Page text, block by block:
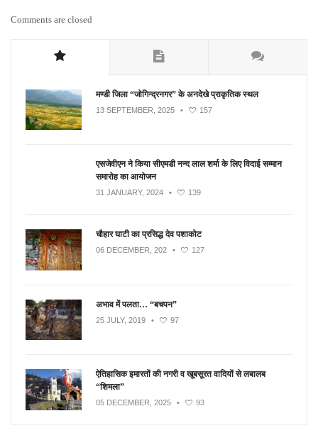
Comments are closed
मण्डी जिला “जोगिन्द्रनगर” के अनदेखे प्राकृतिक स्थल
13 SEPTEMBER, 2025 • 157
एसजेवीएन ने किया सीएमडी नन्‍द लाल शर्मा के लिए विदाई सम्मान
समारोह का आयोजन
31 JANUARY, 2024 • 139
चौहार घाटी का प्रसिद्ध देव पशाकोट
06 DECEMBER, 202 • 127
अभाव में पलता… “बचपन”
25 JULY, 2019 • 97
ऐतिहासिक इमारतों की नगरी व खूबसूरत वादियों से लबालब
“शिमला”
05 DECEMBER, 2025 • 93